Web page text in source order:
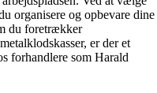
organisere og opbevare dine
du foretrækker
er der et
forhandlere som Harald